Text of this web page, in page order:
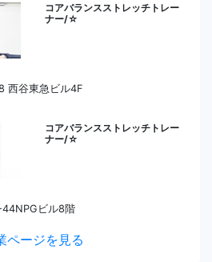
コアバランスストレッチトレー
ナー/☆
西谷東急ビル4F
コアバランスストレッチトレー
ナー/☆
ビル8階
ページを見る